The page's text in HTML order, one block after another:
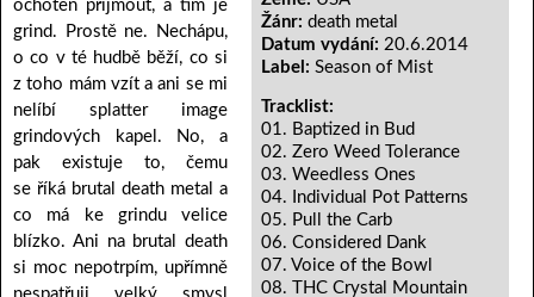
Žánr: death metal
Datum vydání: 20.6.2014
Label: Season of Mist
Tracklist:
01. Baptized in Bud
02. Zero Weed Tolerance
03. Weedless Ones
04. Individual Pot Patterns
05. Pull the Carb
06. Considered Dank
07. Voice of the Bowl
08. THC Crystal Mountain
ochoten přijmout, a tím je
grind. Prostě ne. Nechápu,
o co v té hudbě běží, co si
z toho mám vzít a ani se mi
nelíbí splatter image
grindových kapel. No, a
pak existuje to, čemu
se říká brutal death metal a
co má ke grindu velice
blízko. Ani na brutal death
si moc nepotrpím, upřímně